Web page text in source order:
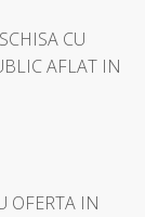
CU
AFLAT IN
OFERTA IN